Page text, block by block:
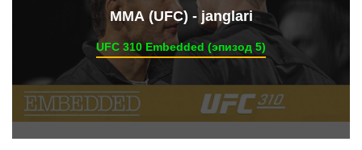
ММА (UFC) - janglari
UFC 310 Embedded (эпизод 5)